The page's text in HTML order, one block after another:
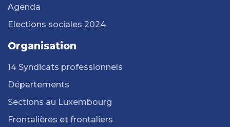
Agenda
Elections sociales 2024
Organisation
14 Syndicats professionnels
Départements
Sections au Luxembourg
Frontalières et frontaliers